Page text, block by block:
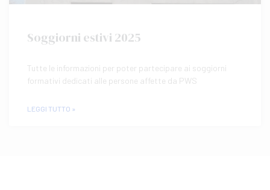
Soggiorni estivi 2025
Tutte le informazioni per poter partecipare ai soggiorni
formativi dedicati alle persone affette da PWS
LEGGI TUTTO »